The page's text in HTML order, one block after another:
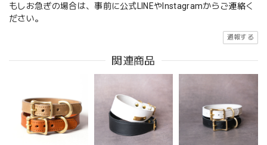
もしお急ぎの場合は、事前に公式LINEやInstagramからご連絡く
ださい。
通報する
関連商品